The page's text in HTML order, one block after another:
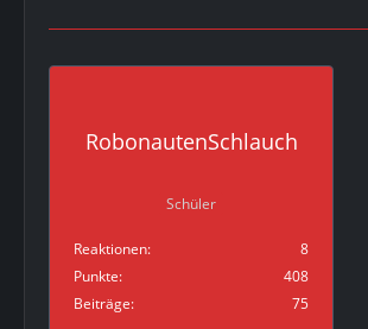
RobonautenSchlauch
Schüler
Reaktionen
8
Punkte
408
Beiträge
75